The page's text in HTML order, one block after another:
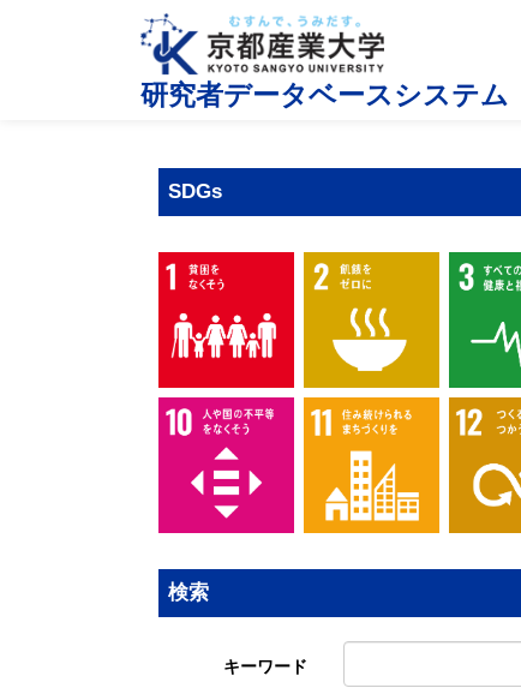
研究者データベースシステム
SDGs
検索
キーワード